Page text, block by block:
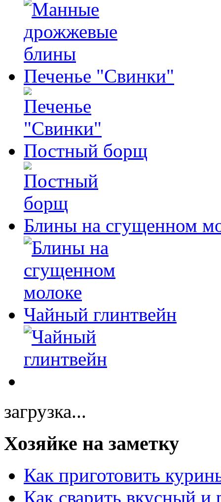
Печенье "Свинки"
Постный борщ
Блины на сгущенном
Чайный глинтвейн
загрузка...
Хозяйке на заметку
Как приготовить
Как сварить вкусный и